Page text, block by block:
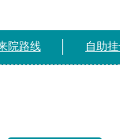
院路线 自助